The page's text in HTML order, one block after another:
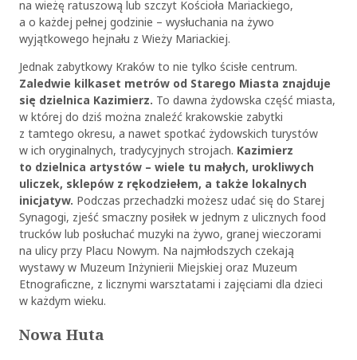
na wieżę ratuszową lub szczyt Kościoła Mariackiego,
a o każdej pełnej godzinie – wysłuchania na żywo
wyjątkowego hejnału z Wieży Mariackiej.
Jednak zabytkowy Kraków to nie tylko ścisłe centrum.
Zaledwie kilkaset metrów od Starego Miasta znajduje
się dzielnica Kazimierz. To dawna żydowska część miasta,
w której do dziś można znaleźć krakowskie zabytki
z tamtego okresu, a nawet spotkać żydowskich turystów
w ich oryginalnych, tradycyjnych strojach. Kazimierz
to dzielnica artystów – wiele tu małych, urokliwych
uliczek, sklepów z rękodziełem, a także lokalnych
inicjatyw. Podczas przechadzki możesz udać się do Starej
Synagogi, zjeść smaczny posiłek w jednym z ulicznych food
trucków lub posłuchać muzyki na żywo, granej wieczorami
na ulicy przy Placu Nowym. Na najmłodszych czekają
wystawy w Muzeum Inżynierii Miejskiej oraz Muzeum
Etnograficzne, z licznymi warsztatami i zajęciami dla dzieci
w każdym wieku.
Nowa Huta